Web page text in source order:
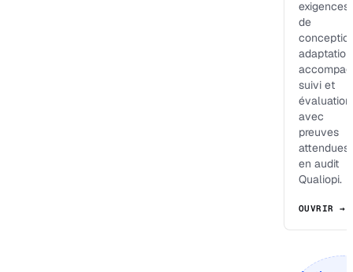
exigences
de
suivi et
évaluation
avec
preuves
attendues
en audit
Qualiopi.
OUVRIR →